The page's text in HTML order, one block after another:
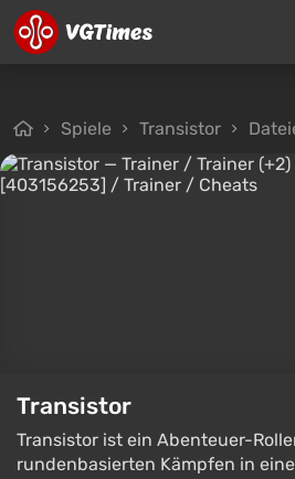
Spiele Transistor
Transistor
Transistor ist ein Abenteuer-
rundenbasierten Kämpfen in